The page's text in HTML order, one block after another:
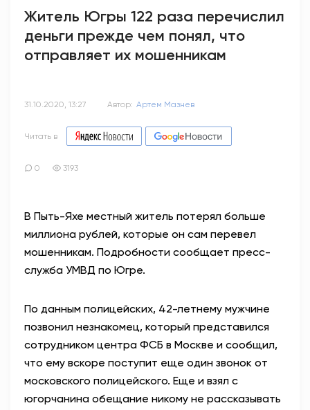
Житель Югры 122 раза перечислил
деньги прежде чем понял, что
отправляет их мошенникам
31.10.2020, 13:27 Автор: Артем Мазнев
Читать в
0 3193
В Пыть-Яхе местный житель потерял больше
миллиона рублей, которые он сам перевел
мошенникам. Подробности сообщает пресс-
служба УМВД по Югре.
По данным полицейских, 42-летнему мужчине
позвонил незнакомец, который представился
сотрудником центра ФСБ в Москве и сообщил,
что ему вскоре поступит еще один звонок от
московского полицейского. Еще и взял с
югорчанина обещание никому не рассказывать